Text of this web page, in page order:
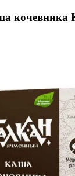
кочевника